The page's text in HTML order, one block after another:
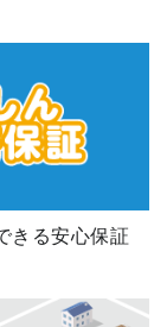
きる安心保証